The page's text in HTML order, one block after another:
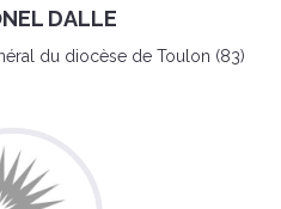
DALLE
du diocèse de Toulon (83)